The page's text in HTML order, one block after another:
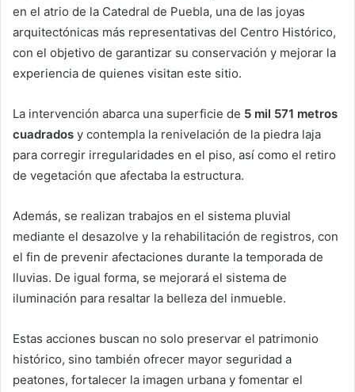
en el atrio de la Catedral de Puebla, una de las joyas
arquitectónicas más representativas del Centro Histórico,
con el objetivo de garantizar su conservación y mejorar la
experiencia de quienes visitan este sitio.
La intervención abarca una superficie de 5 mil 571 metros
cuadrados y contempla la renivelación de la piedra laja
para corregir irregularidades en el piso, así como el retiro
de vegetación que afectaba la estructura.
Además, se realizan trabajos en el sistema pluvial
mediante el desazolve y la rehabilitación de registros, con
el fin de prevenir afectaciones durante la temporada de
lluvias. De igual forma, se mejorará el sistema de
iluminación para resaltar la belleza del inmueble.
Estas acciones buscan no solo preservar el patrimonio
histórico, sino también ofrecer mayor seguridad a
peatones, fortalecer la imagen urbana y fomentar el